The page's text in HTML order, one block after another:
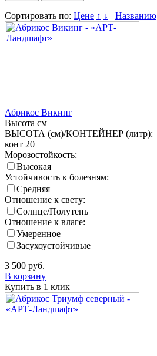
Сортировать по: Цене ↑ ↓ Названию
Абрикос Викинг
Высота см
ВЫСОТА (см)/КОНТЕЙНЕР (литр):
конт 20
Морозостойкость:
Высокая
Устойчивость к болезням:
Средняя
Отношение к свету:
Солнце/Полутень
Отношение к влаге:
Умеренное
Засухоустойчивые
3 500 руб.
В корзину
Купить в 1 клик